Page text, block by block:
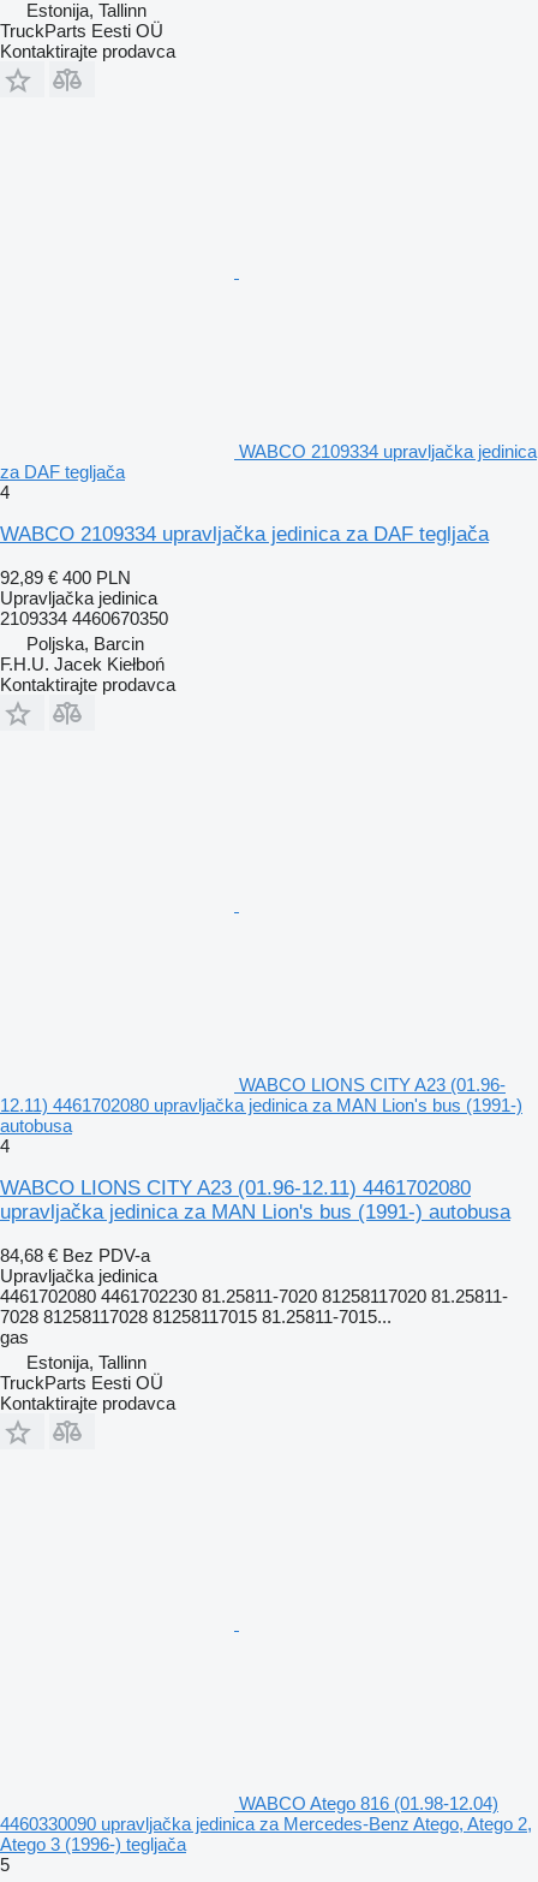
Estonija, Tallinn
TruckParts Eesti OÜ
Kontaktirajte prodavca
WABCO 2109334 upravljačka jedinica
za DAF tegljača
4
WABCO 2109334 upravljačka jedinica za DAF tegljača
92,89 € 400 PLN
Upravljačka jedinica
2109334 4460670350
Poljska, Barcin
F.H.U. Jacek Kiełboń
Kontaktirajte prodavca
WABCO LIONS CITY A23 (01.96-
12.11) 4461702080 upravljačka jedinica za MAN Lion's bus (1991-)
autobusa
4
WABCO LIONS CITY A23 (01.96-12.11) 4461702080
upravljačka jedinica za MAN Lion's bus (1991-) autobusa
84,68 € Bez PDV-a
Upravljačka jedinica
4461702080 4461702230 81.25811-7020 81258117020 81.25811-
7028 81258117028 81258117015 81.25811-7015...
gas
Estonija, Tallinn
TruckParts Eesti OÜ
Kontaktirajte prodavca
WABCO Atego 816 (01.98-12.04)
4460330090 upravljačka jedinica za Mercedes-Benz Atego, Atego 2,
Atego 3 (1996-) tegljača
5